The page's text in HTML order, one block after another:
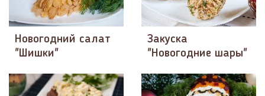
Новогодний салат
"Шишки"
Закуска
"Новогодние шары"